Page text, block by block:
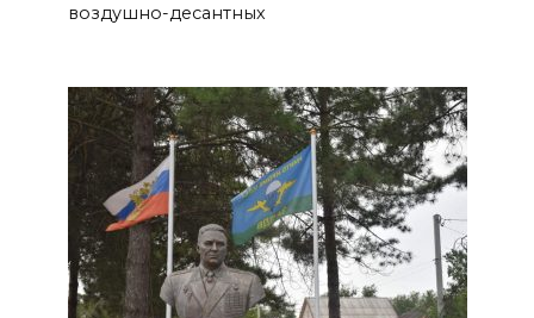
воздушно-десантных